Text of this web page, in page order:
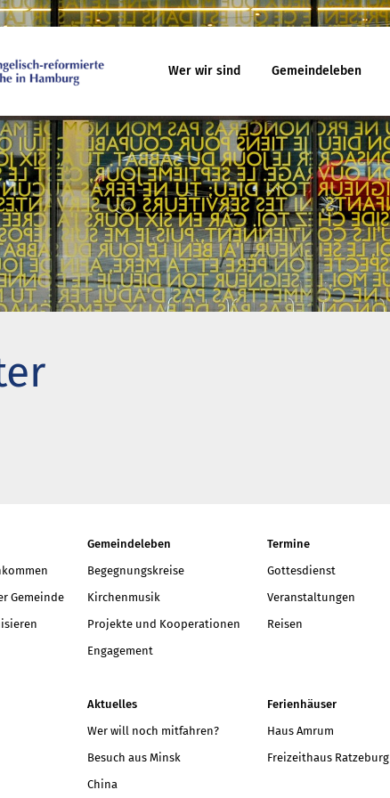
Wer wir sind Gemeindeleben
Gemeinde
Gemeindeleben
Begegnungskreise
Kirchenmusik
Projekte und Kooperationen
Engagement
Termine
Gottesdienst
Veranstaltungen
Reisen
Aktuelles
Ferienhäuser
Gemeinde
Gemeindeleben
Begegnungskreise
Kirchenmusik
Projekte und Kooperationen
Engagement
Termine
Gottesdienst
Veranstaltungen
Reisen
Aktuelles
Wer will noch mitfahren?
Besuch aus Minsk
China
Ferienhäuser
Haus Amrum
Freizeithaus Ratzeburg